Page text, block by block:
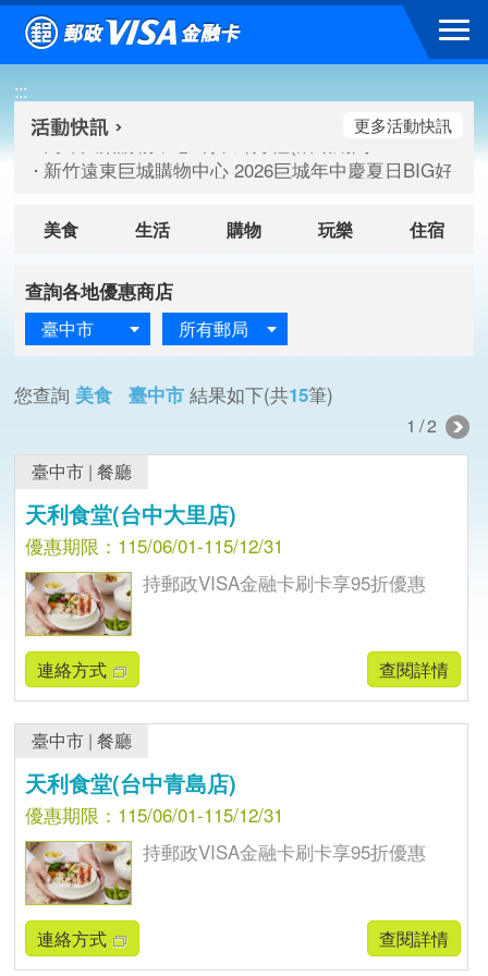
跳到主要內容區塊
:::
高雄大樂購物中心 刷卡郵好禮(活動期間：115/08/07-
臺北三創生活 有點東西第2波 刷卡郵好禮(活動期間：
高雄大樂購物中心 刷卡郵好禮(活動期間：115/08/07-
新竹遠東巨城購物中心 2026巨城年中慶夏日BIG好刷(
更多活動快訊
美食 生活 購物 玩樂 住宿
查詢各地優惠商店
臺中市 所有郵局
您查詢 美食 臺中市 結果如下(共15筆)
1/2
臺中市 |餐廳
天利食堂(台中大里店)
優惠期限：115/06/01-115/12/31
持郵政VISA金融卡刷卡享95折優惠
連絡方式 查閱詳情
臺中市 |餐廳
天利食堂(台中青島店)
優惠期限：115/06/01-115/12/31
持郵政VISA金融卡刷卡享95折優惠
連絡方式 查閱詳情